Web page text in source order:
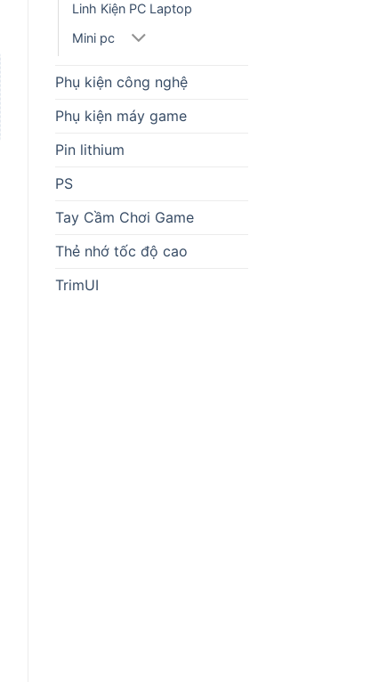
Linh Kiện PC Laptop
Mini pc
Phụ kiện công nghệ
Phụ kiện máy game
Pin lithium
PS
Tay Cầm Chơi Game
Thẻ nhớ tốc độ cao
TrimUI